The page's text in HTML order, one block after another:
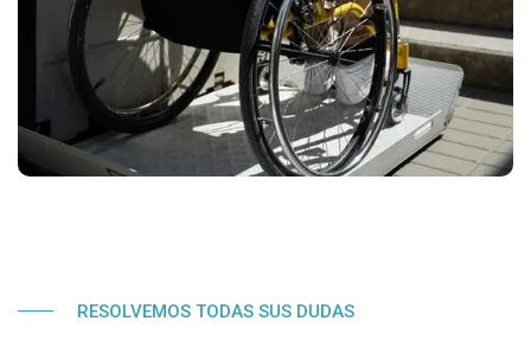
RESOLVEMOS TODAS SUS DUDAS